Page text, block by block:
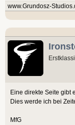
www.Grundosz-
Eine direkte Seite gibt
Dies werde ich bei
MfG